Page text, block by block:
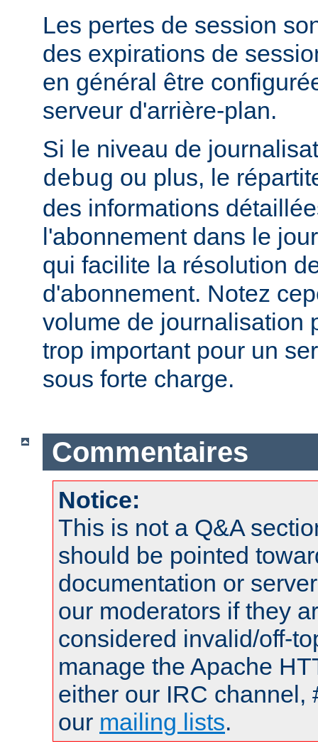
Les pertes de session
des expirations de
en général être
serveur d'arrière-plan.
Si le niveau de
debug ou plus, le
des informations
l'abonnement dans le
qui facilite la résolution
d'abonnement. Notez
volume de journalisation
trop important pour un
sous forte charge.
Commentaires
Notice:
This is not a Q&A
should be pointed
documentation or
our moderators if they
considered invalid/off-
manage the Apache
either our IRC channel,
our mailing lists.